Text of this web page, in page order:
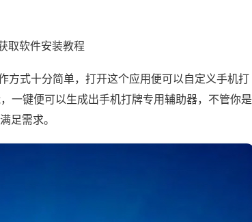
取软件安装教程
方式十分简单，打开这个应用便可以自定义手机打
一键便可以生成出手机打牌专用辅助器，不管你是
足需求。